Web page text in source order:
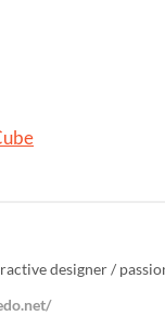
designer /